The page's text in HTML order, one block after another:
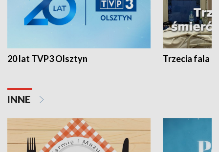
20 lat TVP3 Olsztyn Trzecia fala -
INNE